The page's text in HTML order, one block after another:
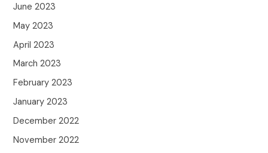
June 2023
May 2023
April 2023
March 2023
February 2023
January 2023
December 2022
November 2022